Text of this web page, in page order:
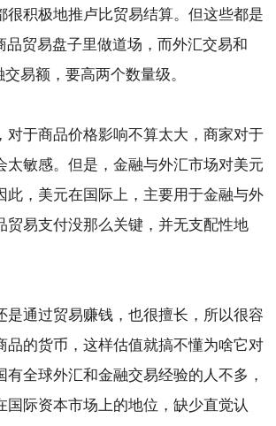
很积极地推卢比贸易结算。但这些都是
品贸易盘子里做道场，而外汇交易和
易额，要高两个数量级。
对于商品价格影响不算太大，商家对于
太敏感。但是，金融与外汇市场对美元
此，美元在国际上，主要用于金融与外
贸易支付没那么关键，并无支配性地
是通过贸易赚钱，也很擅长，所以很容
品的货币，这样估值就搞不懂为啥它对
有全球外汇和金融交易经验的人不多，
国际资本市场上的地位，缺少直觉认